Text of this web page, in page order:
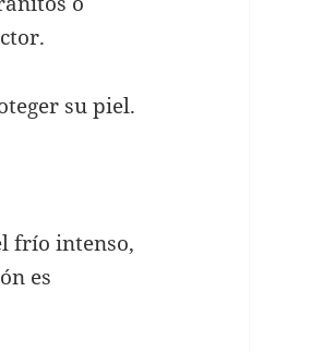
su piel.
frío intenso,
es